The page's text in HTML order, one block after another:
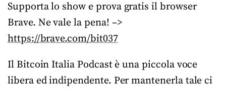
Supporta lo show e prova gratis il browser
Brave. Ne vale la pena! –>
https://brave.com/bit037
Il Bitcoin Italia Podcast è una piccola voce
libera ed indipendente. Per mantenerla tale ci